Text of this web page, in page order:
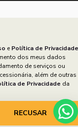
e Política de Privacidade
dos meus dados
de serviços ou
além de outras
de Privacidade da
RECUSAR